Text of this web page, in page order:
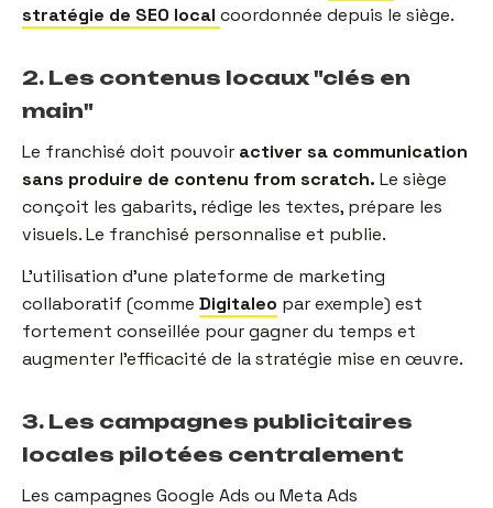
stratégie de SEO local coordonnée depuis le siège.
2. Les contenus locaux "clés en
main"
Le franchisé doit pouvoir activer sa communication
sans produire de contenu from scratch. Le siège
conçoit les gabarits, rédige les textes, prépare les
visuels. Le franchisé personnalise et publie.
L'utilisation d'une plateforme de marketing
collaboratif (comme Digitaleo par exemple) est
fortement conseillée pour gagner du temps et
augmenter l'efficacité de la stratégie mise en œuvre.
3. Les campagnes publicitaires
locales pilotées centralement
Les campagnes Google Ads ou Meta Ads